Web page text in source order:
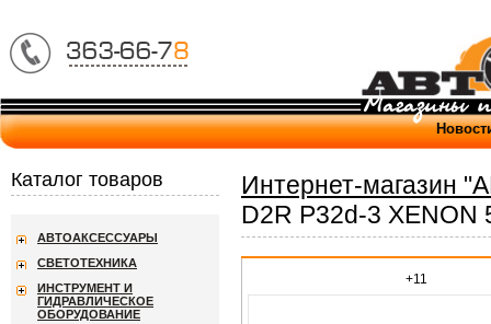
Интернет-магазин
D2R P32d-3 XENON
+11
Каталог товаров
АВТОАКСЕССУАРЫ
СВЕТОТЕХНИКА
ИНСТРУМЕНТ И
ГИДРАВЛИЧЕСКОЕ
ОБОРУДОВАНИЕ